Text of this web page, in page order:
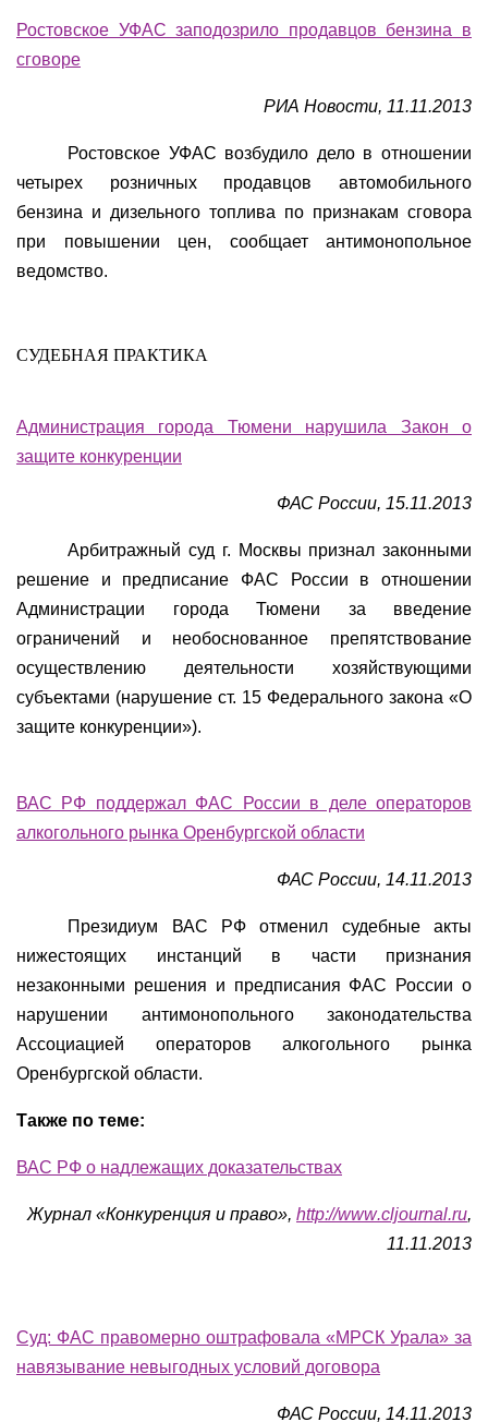
Ростовское УФАС заподозрило продавцов бензина в
сговоре
РИА Новости, 11.11.2013
Ростовское УФАС возбудило дело в отношении
четырех розничных продавцов автомобильного
бензина и дизельного топлива по признакам сговора
при повышении цен, сообщает антимонопольное
ведомство.
СУДЕБНАЯ ПРАКТИКА
Администрация города Тюмени нарушила Закон о
защите конкуренции
ФАС России, 15.11.2013
Арбитражный суд г. Москвы признал законными
решение и предписание ФАС России в отношении
Администрации города Тюмени за введение
ограничений и необоснованное препятствование
осуществлению деятельности хозяйствующими
субъектами (нарушение ст. 15 Федерального закона «О
защите конкуренции»).
ВАС РФ поддержал ФАС России в деле операторов
алкогольного рынка Оренбургской области
ФАС России, 14.11.2013
Президиум ВАС РФ отменил судебные акты
нижестоящих инстанций в части признания
незаконными решения и предписания ФАС России о
нарушении антимонопольного законодательства
Ассоциацией операторов алкогольного рынка
Оренбургской области.
Также по теме:
ВАС РФ о надлежащих доказательствах
Журнал «Конкуренция и право», http://www.cljournal.ru,
11.11.2013
Суд: ФАС правомерно оштрафовала «МРСК Урала» за
навязывание невыгодных условий договора
ФАС России, 14.11.2013